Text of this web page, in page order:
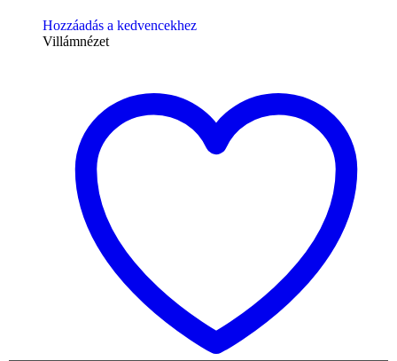
Hozzáadás a kedvencekhez
Villámnézet